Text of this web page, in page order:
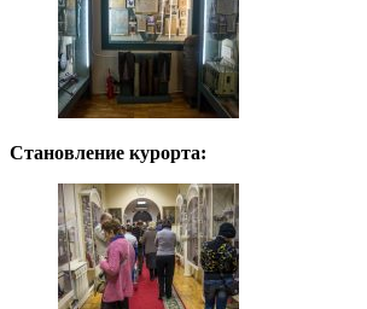
Становление курорта: